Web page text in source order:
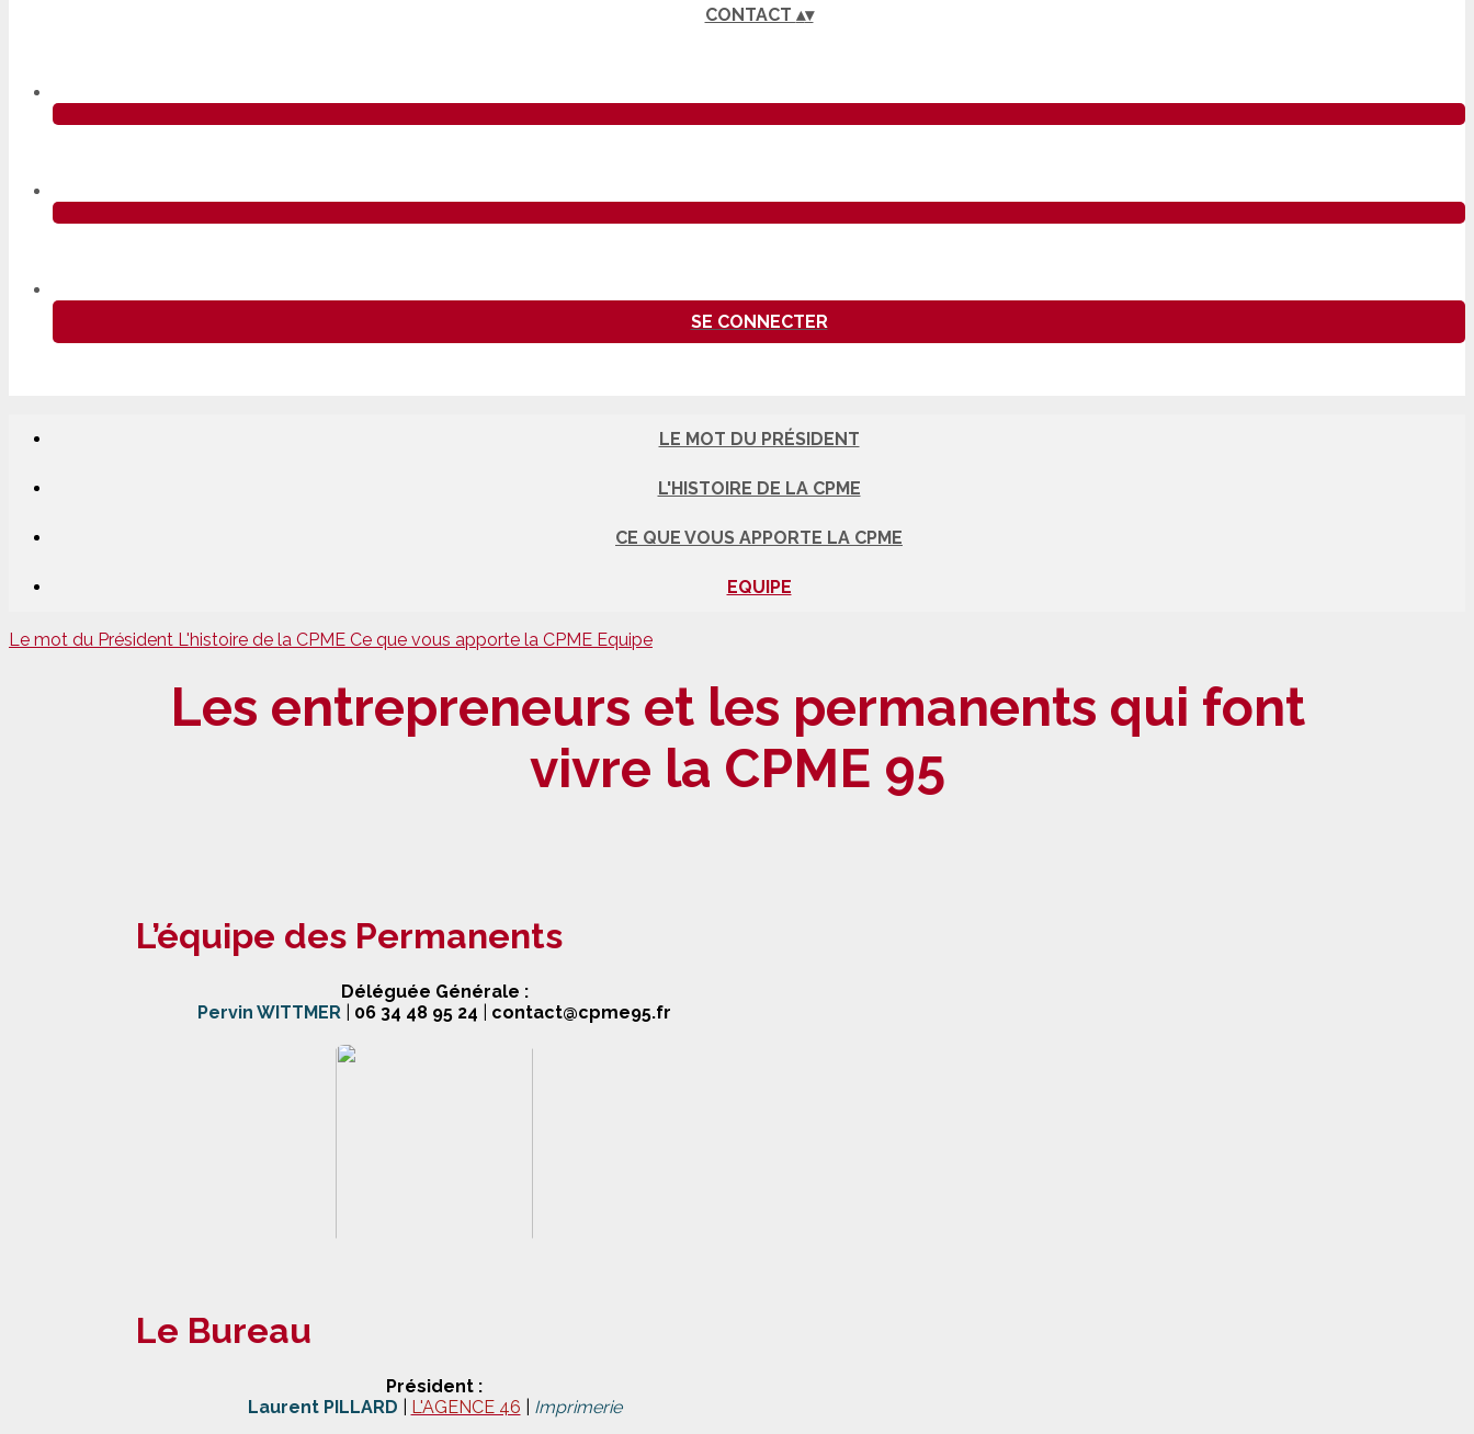
CONTACT ▴▾
SE CONNECTER
LE MOT DU PRÉSIDENT
L'HISTOIRE DE LA CPME
CE QUE VOUS APPORTE LA CPME
EQUIPE
Le mot du Président L'histoire de la CPME Ce que vous apporte la CPME Equipe
Les entrepreneurs et les permanents qui font
vivre la CPME 95
L’équipe des Permanents
Déléguée Générale :
Pervin WITTMER
06 34 48 95 24 contact@cpme95.fr
Le Bureau
Président :
Laurent PILLARD
L'AGENCE 46 Imprimerie